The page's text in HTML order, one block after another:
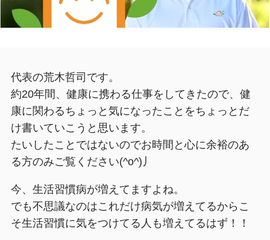
代表の荒木哲司です。
約20年間、健康に携わる仕事をしてきたので、健
康に関わるちょっと気になったことをちょっとだ
け書いていこうと思います。
たいしたことではないのでお時間と心に余裕のあ
る方のみご覧ください(^o^)丿
今、生活習慣病が増えてますよね。
でも不思議なのはこれだけ病気が増えてるからこ
そ生活習慣に気をつけてる人も増えてるはず！！